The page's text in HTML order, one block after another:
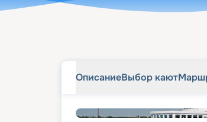
ОписаниеВыбор кают